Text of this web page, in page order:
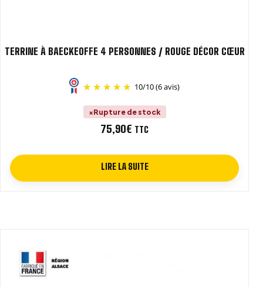
TERRINE À BAECKEOFFE 4 PERSONNES / ROUGE DÉCOR CŒUR
10/10(6 avis)
Rupture de stock
75,90€ TTC
LIRE LA SUITE